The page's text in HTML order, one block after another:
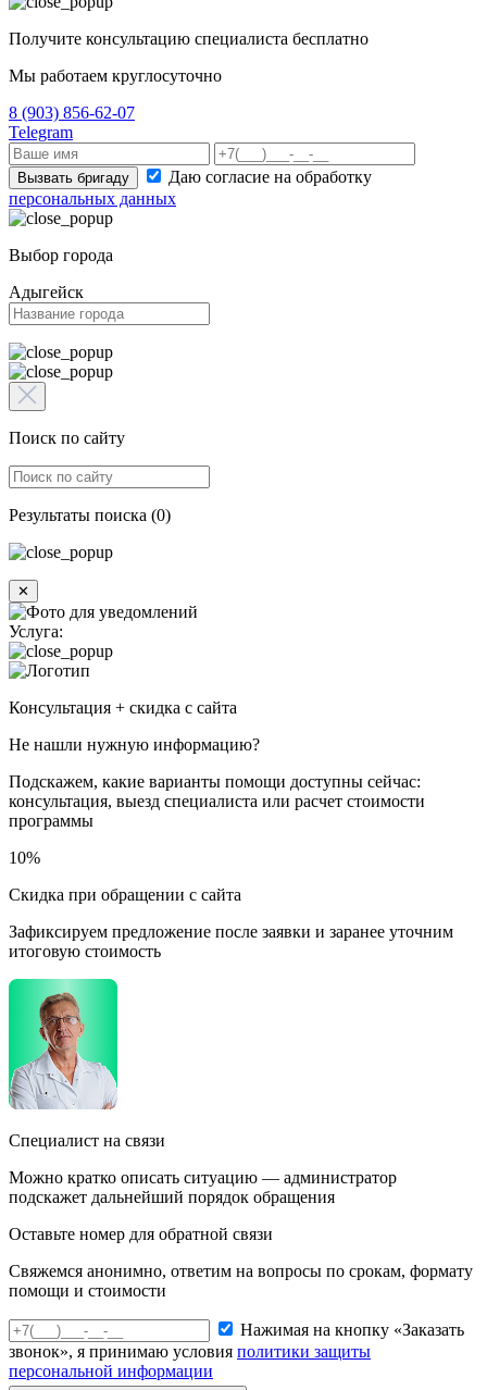
Получите консультацию специалиста бесплатно
Мы работаем круглосуточно
8 (903) 856-62-07
Telegram
Вызвать бригаду
Даю согласие на обработку
персональных данных
Выбор города
Адыгейск
Поиск по сайту
Результаты поиска (0)
✕
Услуга:
Консультация + скидка с сайта
Не нашли нужную информацию?
Подскажем, какие варианты помощи доступны сейчас:
консультация, выезд специалиста или расчет стоимости
программы
10%
Скидка при обращении с сайта
Зафиксируем предложение после заявки и заранее уточним
итоговую стоимость
Специалист на связи
Можно кратко описать ситуацию — администратор
подскажет дальнейший порядок обращения
Оставьте номер для обратной связи
Свяжемся анонимно, ответим на вопросы по срокам, формату
помощи и стоимости
Нажимая на кнопку «Заказать
звонок», я принимаю условия политики защиты
персональной информации